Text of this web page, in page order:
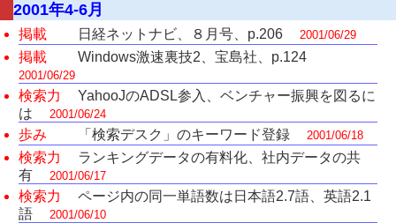
2001年4-6月
掲載 日経ネットナビ、８月号、p.206 2001/06/29
掲載 Windows激速裏技2、宝島社、p.124
2001/06/29
検索力
YahooJのADSL参入、ベンチャー振興を図るに
は
2001/06/24
歩み 「検索デスク」のキーワード登録 2001/06/18
検索力
ランキングデータの有料化、社内データの共
有
2001/06/17
検索力
ページ内の同一単語数は日本語2.7語、英語2.1
語
2001/06/10